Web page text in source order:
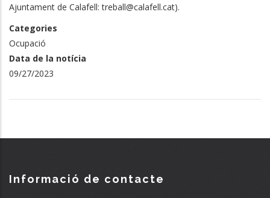
Ajuntament de Calafell:treball@calafell.cat).
Categories
Ocupació
Data de la notícia
09/27/2023
Informació de contacte